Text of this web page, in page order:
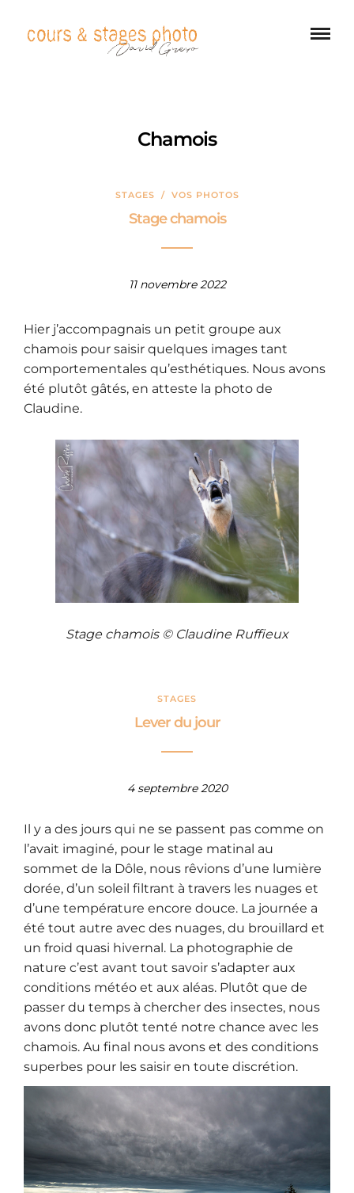
Chamois
STAGES / VOS PHOTOS
Stage chamois
11 novembre 2022
Hier j’accompagnais un petit groupe aux
chamois pour saisir quelques images tant
comportementales qu’esthétiques. Nous avons
été plutôt gâtés, en atteste la photo de
Claudine.
Stage chamois © Claudine Ruffieux
STAGES
Lever du jour
4 septembre 2020
Il y a des jours qui ne se passent pas comme on
l’avait imaginé, pour le stage matinal au
sommet de la Dôle, nous rêvions d’une lumière
dorée, d’un soleil filtrant à travers les nuages et
d’une température encore douce. La journée a
été tout autre avec des nuages, du brouillard et
un froid quasi hivernal. La photographie de
nature c’est avant tout savoir s’adapter aux
conditions météo et aux aléas. Plutôt que de
passer du temps à chercher des insectes, nous
avons donc plutôt tenté notre chance avec les
chamois. Au final nous avons et des conditions
superbes pour les saisir en toute discrétion.